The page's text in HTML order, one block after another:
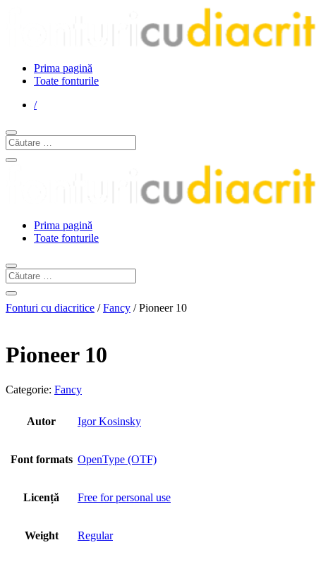
Prima pagină
Toate fonturile
/
Prima pagină
Toate fonturile
Fonturi cu diacritice /Fancy / Pioneer 10
Pioneer 10
Categorie: Fancy
Autor Igor Kosinsky
Font formats OpenType (OTF)
Licență Free for personal use
Weight Regular